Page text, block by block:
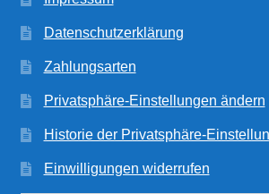
Datenschutzerklärung
Zahlungsarten
Privatsphäre-Einstellungen ändern
Historie der Privatsphäre-
Einwilligungen widerrufen